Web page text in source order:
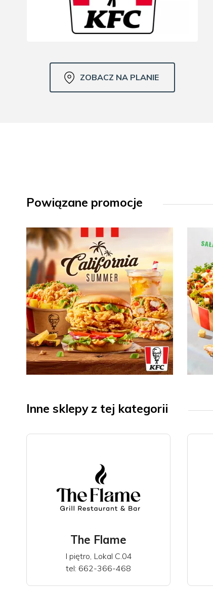
ZOBACZ NA PLANIE
Powiązane promocje
Kierunek California!
smakami wprost ...
Inne sklepy z tej kategorii
The Flame
I piętro, Lokal C.04
tel: 662-366-468